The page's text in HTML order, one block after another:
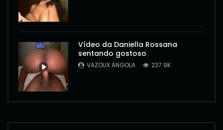
Vídeo da Daniella Rossana
sentando gostoso
VAZOUX ANGOLA 237.9K